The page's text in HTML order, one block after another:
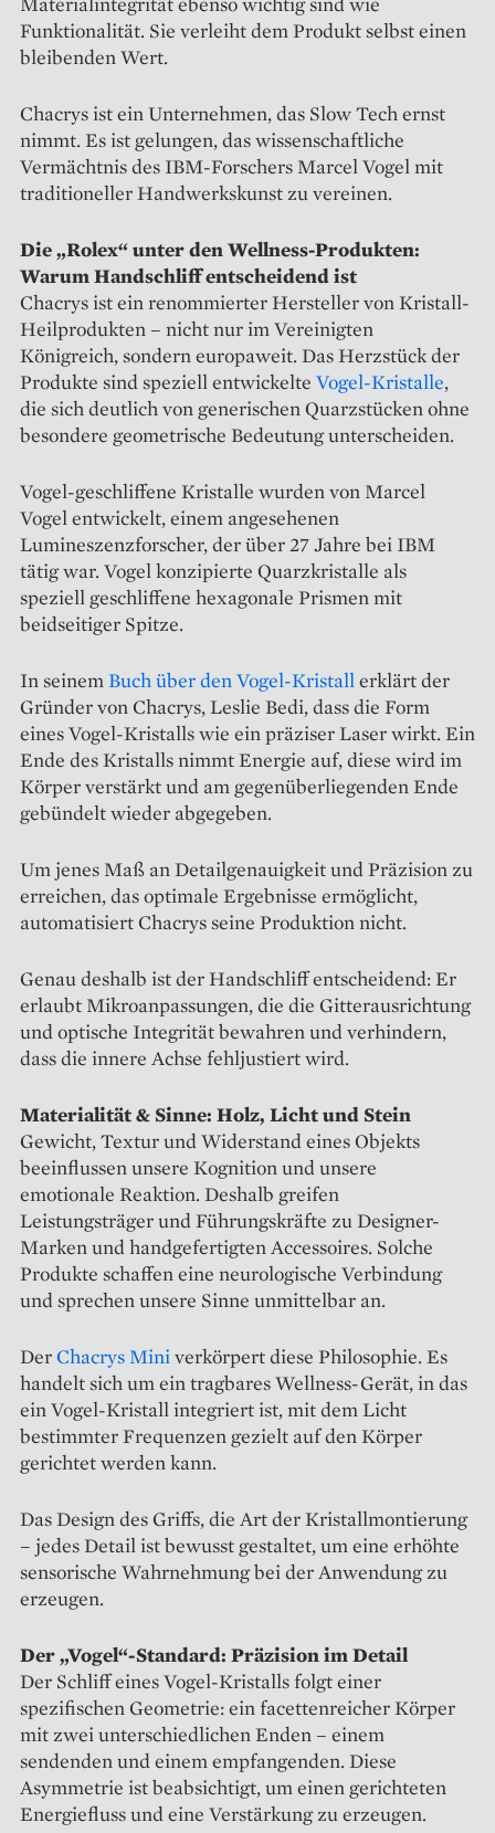
Funktionalität. Sie verleiht dem Produkt selbst einen
bleibenden Wert.
Chacrys ist ein Unternehmen, das Slow Tech ernst
nimmt. Es ist gelungen, das wissenschaftliche
Vermächtnis des IBM-Forschers Marcel Vogel mit
traditioneller Handwerkskunst zu vereinen.
Die „Rolex“ unter den Wellness-Produkten:
Warum Handschliff entscheidend ist
Chacrys ist ein renommierter Hersteller von Kristall-
Heilprodukten – nicht nur im Vereinigten
Königreich, sondern europaweit. Das Herzstück der
Produkte sind speziell entwickelte Vogel-Kristalle,
die sich deutlich von generischen Quarzstücken ohne
besondere geometrische Bedeutung unterscheiden.
Vogel-geschliffene Kristalle wurden von Marcel
Vogel entwickelt, einem angesehenen
Lumineszenzforscher, der über 27 Jahre bei IBM
tätig war. Vogel konzipierte Quarzkristalle als
speziell geschliffene hexagonale Prismen mit
beidseitiger Spitze.
In seinemBuch über den Vogel-Kristallerklärt der
Gründer von Chacrys, Leslie Bedi, dass die Form
eines Vogel-Kristalls wie ein präziser Laser wirkt. Ein
Ende des Kristalls nimmt Energie auf, diese wird im
Körper verstärkt und am gegenüberliegenden Ende
gebündelt wieder abgegeben.
Um jenes Maß an Detailgenauigkeit und Präzision zu
erreichen, das optimale Ergebnisse ermöglicht,
automatisiert Chacrys seine Produktion nicht.
Genau deshalb ist der Handschliff entscheidend: Er
erlaubt Mikroanpassungen, die die Gitterausrichtung
und optische Integrität bewahren und verhindern,
dass die innere Achse fehljustiert wird.
Materialität & Sinne: Holz, Licht und Stein
Gewicht, Textur und Widerstand eines Objekts
beeinflussen unsere Kognition und unsere
emotionale Reaktion. Deshalb greifen
Leistungsträger und Führungskräfte zu Designer-
Marken und handgefertigten Accessoires. Solche
Produkte schaffen eine neurologische Verbindung
und sprechen unsere Sinne unmittelbar an.
DerChacrys Miniverkörpert diese Philosophie. Es
handelt sich um ein tragbares Wellness-Gerät, in das
ein Vogel-Kristall integriert ist, mit dem Licht
bestimmter Frequenzen gezielt auf den Körper
gerichtet werden kann.
Das Design des Griffs, die Art der Kristallmontierung
– jedes Detail ist bewusst gestaltet, um eine erhöhte
sensorische Wahrnehmung bei der Anwendung zu
erzeugen.
Der „Vogel“-Standard: Präzision im Detail
Der Schliff eines Vogel-Kristalls folgt einer
spezifischen Geometrie: ein facettenreicher Körper
mit zwei unterschiedlichen Enden – einem
sendenden und einem empfangenden. Diese
Asymmetrie ist beabsichtigt, um einen gerichteten
Energiefluss und eine Verstärkung zu erzeugen.